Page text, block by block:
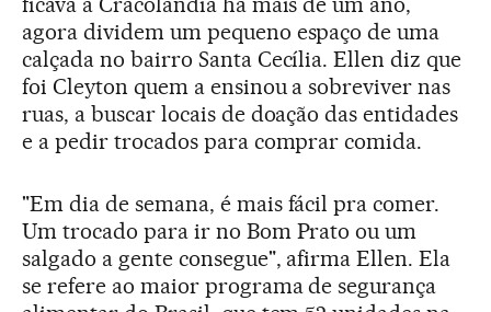
agora dividem um pequeno espaço de uma
calçada no bairro Santa Cecília. Ellen diz que
foi Cleyton quem a ensinou a sobreviver nas
ruas, a buscar locais de doação das entidades
e a pedir trocados para comprar comida.
"Em dia de semana, é mais fácil pra comer.
Um trocado para ir no Bom Prato ou um
salgado a gente consegue", afirma Ellen. Ela
se refere ao maior programa de segurança